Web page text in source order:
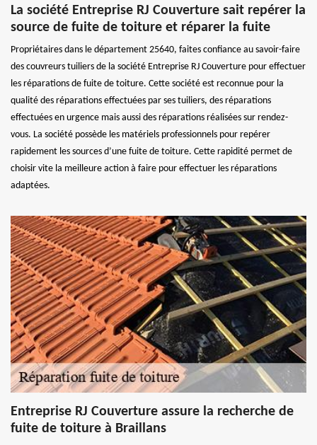
La société Entreprise RJ Couverture sait repérer la
source de fuite de toiture et réparer la fuite
Propriétaires dans le département 25640, faites confiance au savoir-faire
des couvreurs tuiliers de la société Entreprise RJ Couverture pour effectuer
les réparations de fuite de toiture. Cette société est reconnue pour la
qualité des réparations effectuées par ses tuiliers, des réparations
effectuées en urgence mais aussi des réparations réalisées sur rendez-
vous. La société possède les matériels professionnels pour repérer
rapidement les sources d’une fuite de toiture. Cette rapidité permet de
choisir vite la meilleure action à faire pour effectuer les réparations
adaptées.
Entreprise RJ Couverture assure la recherche de
fuite de toiture à Braillans